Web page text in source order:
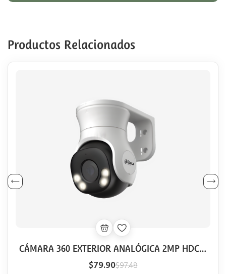
Productos Relacionados
CÁMARA 360 EXTERIOR ANALÓGICA 2MP HDCVI
DAHUA FULL COLOR SMART 40M AUDIO
$79.90$97.48